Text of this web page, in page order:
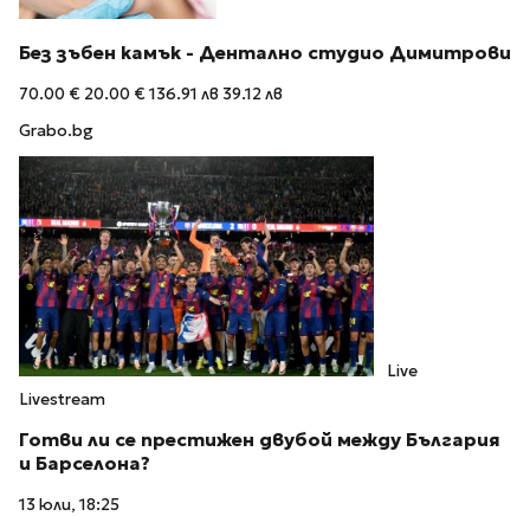
Без зъбен камък - Дентално студио Димитрови
70.00 € 20.00 €136.91 лв 39.12 лв
Grabo.bg
Live
Livestream
Готви ли се престижен двубой между България
и Барселона?
13 юли, 18:25